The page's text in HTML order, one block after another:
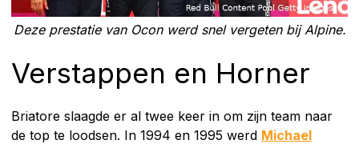
Deze prestatie van Ocon werd snel vergeten bij Alpine.
Verstappen en Horner
Briatore slaagde er al twee keer in om zijn team naar
de top te loodsen. In 1994 en 1995 werd Michael